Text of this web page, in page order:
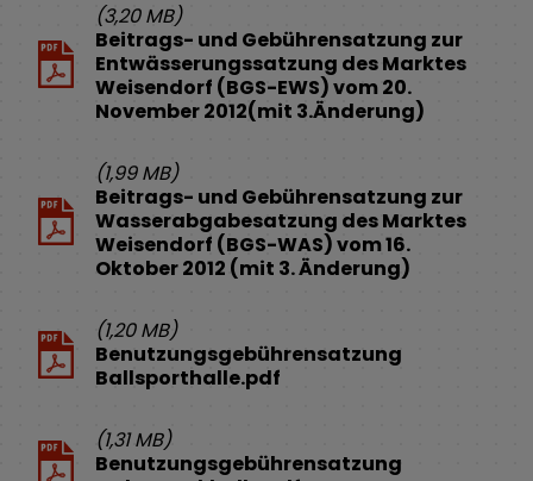
(3,20 MB)
Beitrags- und Gebührensatzung zur
Entwässerungssatzung des Marktes
Weisendorf (BGS-EWS) vom 20.
November 2012(mit 3.Änderung)
(1,99 MB)
Beitrags- und Gebührensatzung zur
Wasserabgabesatzung des Marktes
Weisendorf (BGS-WAS) vom 16.
Oktober 2012 (mit 3. Änderung)
(1,20 MB)
Benutzungsgebührensatzung
Ballsporthalle.pdf
(1,31 MB)
Benutzungsgebührensatzung